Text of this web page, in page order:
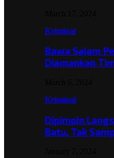
Kriminal
Bawa Sajam
Diamankan
Kriminal
Dipimpin
Batu, Tak